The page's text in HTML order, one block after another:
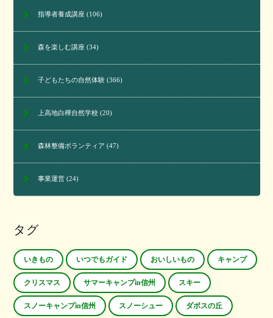
指導者養成講座(106)
森を楽しむ講座(34)
子どもたちの自然体験(366)
上高地白樺自然学校(20)
森林整備ボランティア (47)
事業運営(24)
タグ
いきもの いつでもガイド おいしいもの キャンプ
クリスマス サマーキャンプin信州 スキー
スノーキャンプin信州 スノーシュー ダボスの丘